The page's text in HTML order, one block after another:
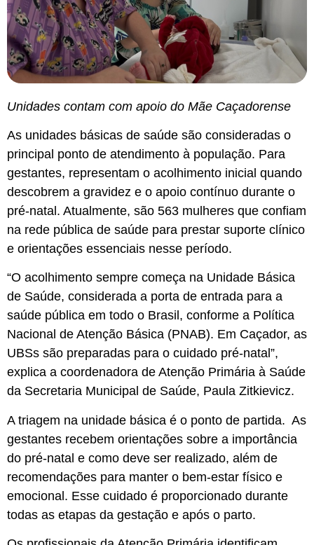
Unidades contam com apoio do Mãe Caçadorense
As unidades básicas de saúde são consideradas o
principal ponto de atendimento à população. Para
gestantes, representam o acolhimento inicial quando
descobrem a gravidez e o apoio contínuo durante o
pré-natal. Atualmente, são 563 mulheres que confiam
na rede pública de saúde para prestar suporte clínico
e orientações essenciais nesse período.
“O acolhimento sempre começa na Unidade Básica
de Saúde, considerada a porta de entrada para a
saúde pública em todo o Brasil, conforme a Política
Nacional de Atenção Básica (PNAB). Em Caçador, as
UBSs são preparadas para o cuidado pré-natal”,
explica a coordenadora de Atenção Primária à Saúde
da Secretaria Municipal de Saúde, Paula Zitkievicz.
A triagem na unidade básica é o ponto de partida. As
gestantes recebem orientações sobre a importância
do pré-natal e como deve ser realizado, além de
recomendações para manter o bem-estar físico e
emocional. Esse cuidado é proporcionado durante
todas as etapas da gestação e após o parto.